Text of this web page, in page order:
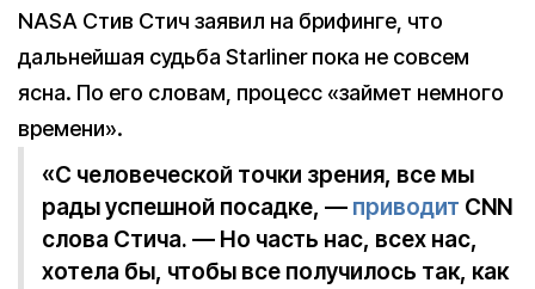
NASA Стив Стич заявил на брифинге, что
дальнейшая судьба Starliner пока не совсем
ясна. По его словам, процесс «займет немного
времени».
«С человеческой точки зрения, все мы
рады успешной посадке, — приводит CNN
слова Стича. — Но часть нас, всех нас,
хотела бы, чтобы все получилось так, как